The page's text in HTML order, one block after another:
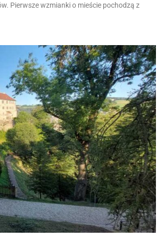
Pierwsze wzmianki o mieście pochodzą z